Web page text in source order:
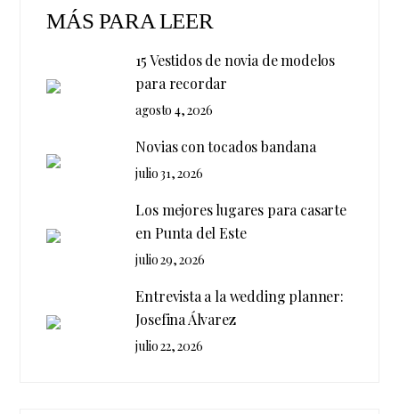
MÁS PARA LEER
15 Vestidos de novia de modelos
para recordar
agosto 4, 2026
Novias con tocados bandana
julio 31, 2026
Los mejores lugares para casarte
en Punta del Este
julio 29, 2026
Entrevista a la wedding planner:
Josefina Álvarez
julio 22, 2026